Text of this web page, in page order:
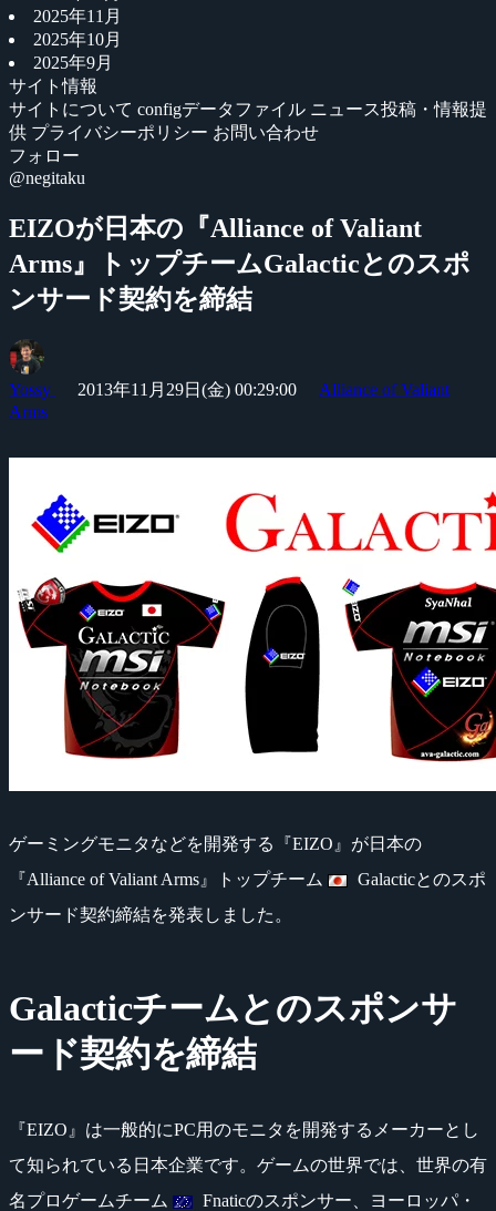
2025年11月
2025年10月
2025年9月
サイト情報
サイトについて configデータファイル ニュース投稿・情報提
供 プライバシーポリシー お問い合わせ
フォロー
@negitaku
EIZOが日本の『Alliance of Valiant
Arms』トップチームGalacticとのスポ
ンサード契約を締結
Yossy 2013年11月29日(金) 00:29:00
Alliance of Valiant
Arms
ゲーミングモニタなどを開発する『EIZO』が日本の
『Alliance of Valiant Arms』トップチーム
Galacticとのスポ
ンサード契約締結を発表しました。
Galacticチームとのスポンサ
ード契約を締結
『EIZO』は一般的にPC用のモニタを開発するメーカーとし
て知られている日本企業です。ゲームの世界では、世界の有
名プロゲームチーム
Fnaticのスポンサー、ヨーロッパ・